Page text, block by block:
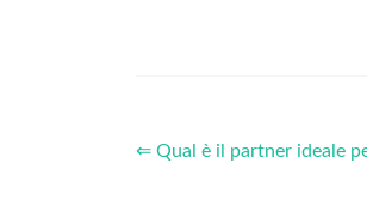
⇐ Qual è il partner ideale